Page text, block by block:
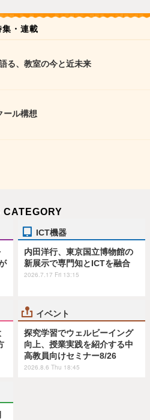
集・連載
る、教室の今と近未来
ール構想
CATEGORY
ICT機器
内田洋行、東京国立博物館の
新展示で専門知とICTを融合
2026.7.17 Fri 13:15
イベント
探究学習でウェルビーイング
向上、授業実践を紹介する中
高教員向けセミナー8/26
2026.8.6 Thu 18:45